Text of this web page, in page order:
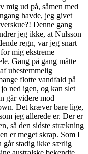
mig ud på, såmen med
havde, jeg givet
Denne gang
jeg ikke, at Nulsson
regn, var jeg snart
mig ekstreme
Gang på gang måtte
ubestemmelig
flotte vandfald på
ned igen, og kan slet
går videre mod
Det kræver bare lige,
jeg allerede er. Der er
så den sidste strækning
er meget skrap. Som I
går stadig ikke særlig